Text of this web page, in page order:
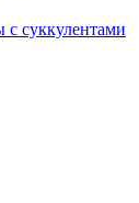
с суккулентами